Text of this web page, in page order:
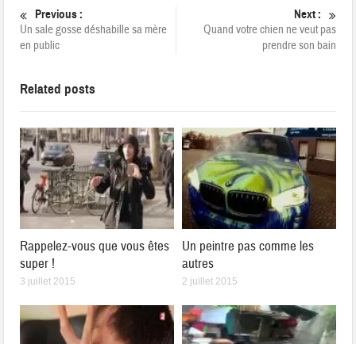
Previous :
Un sale gosse déshabille sa mère
en public
Next :
Quand votre chien ne veut pas
prendre son bain
Related posts
Rappelez-vous que vous êtes
super !
3 juillet 2015
Un peintre pas comme les
autres
2 juillet 2015